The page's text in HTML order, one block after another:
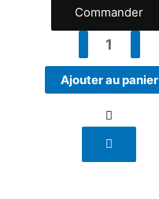
Ajouter au panier
Commander